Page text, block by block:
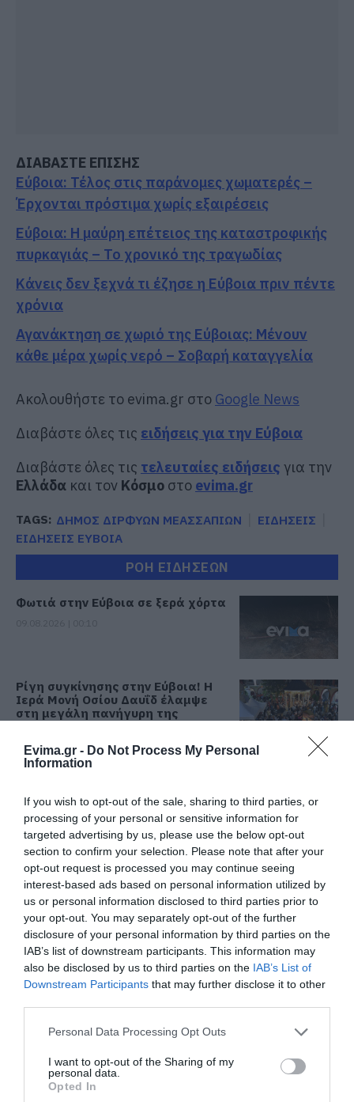
Evima.gr - Do Not Process My Personal
Information
If you wish to opt-out of the sale, sharing to third parties, or
processing of your personal or sensitive information for
targeted advertising by us, please use the below opt-out
section to confirm your selection. Please note that after your
opt-out request is processed you may continue seeing
interest-based ads based on personal information utilized by
us or personal information disclosed to third parties prior to
your opt-out. You may separately opt-out of the further
disclosure of your personal information by third parties on the
IAB’s list of downstream participants. This information may
also be disclosed by us to third parties on the IAB’s List of
Downstream Participants that may further disclose it to other
Please note that this website/app uses one or more Google
not limited to your visit or usage behaviour. You may click to
grant or deny consent to Google and its third-party tags to
use your data for below specified purposes in below Google
Personal Data Processing Opt Outs
I want to opt-out of the Sharing of my
personal data.
Opted In
ΔΙΑΒΑΣΤΕ ΕΠΙΣΗΣ
Εύβοια: Τέλος στις παράνομες χωματερές –
Έρχονται πρόστιμα χωρίς εξαιρέσεις
Εύβοια: Η μαύρη επέτειος της καταστροφικής
πυρκαγιάς – Το χρονικό της τραγωδίας
Κάνεις δεν ξεχνά τι έζησε η Εύβοια πριν πέντε
χρόνια
Αγανάκτηση σε χωριό της Εύβοιας: Μένουν
κάθε μέρα χωρίς νερό – Σοβαρή καταγγελία
Ακολουθήστε το evima.gr στο Google News
Διαβάστε όλες τις ειδήσεις για την Εύβοια
Διαβάστε όλες τις τελευταίες ειδήσεις για την
Ελλάδα και τον Κόσμο στο evima.gr
TAGS: ΔΗΜΟΣ ΔΙΡΦΥΩΝ ΜΕΑΣΣΑΠΙΩΝ
ΕΙΔΗΣΕΙΣ
ΕΙΔΗΣΕΙΣ ΕΥΒΟΙΑ
ΡΟΗ ΕΙΔΗΣΕΩΝ
Φωτιά στην Εύβοια σε ξερά χόρτα
Ρίγη συγκίνησης στην Εύβοια! Η
Ιερά Μονή Οσίου Δαυΐδ έλαμψε
στη μεγάλη πανήγυρη της
Μεταμορφώσεως
08.08.2026 | 21:00
Δημοτικού Σχολείου Λιβαδειάς
08.08.2026 | 20:40
Εύβοια: Τέλος στις παράνομες
χωματερές – Έρχονται πρόστιμα
χωρίς εξαιρέσεις
08.08.2026 | 20:20
Εύβοια: Η μαύρη επέτειος της
καταστροφικής πυρκαγιάς – Το
χρονικό της τραγωδίας
Εύβοια: Πότε θα γίνει ο
«Στιφάδο της Παναγίας»
08.08.2026 | 19:40Όλες οι τελευταίες ειδήσεις